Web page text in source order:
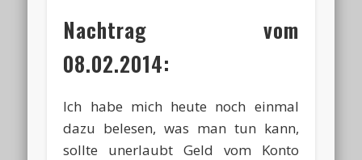
Nachtrag vom
08.02.2014:
Ich habe mich heute noch einmal
dazu belesen, was man tun kann,
sollte unerlaubt Geld vom Konto